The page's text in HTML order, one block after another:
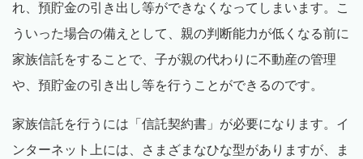
れ、預貯金の引き出し等ができなくなってしまいます。こ
ういった場合の備えとして、親の判断能力が低くなる前に
家族信託をすることで、子が親の代わりに不動産の管理
や、預貯金の引き出し等を行うことができるのです。
家族信託を行うには「信託契約書」が必要になります。イ
ンターネット上には、さまざまなひな型がありますが、ま